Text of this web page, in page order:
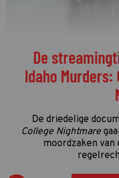
De
Idaho
De driedelige
College Nightmare
moordzaken van